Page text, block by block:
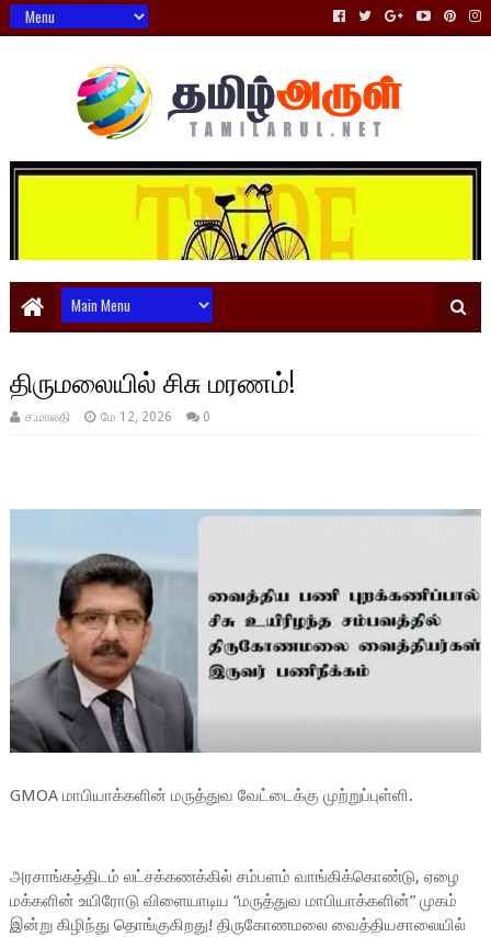
திருமலையில் சிசு மரணம்!
ச.மாலதி மே 12, 2026 0
GMOA மாபியாக்களின் மருத்துவ வேட்டைக்கு முற்றுப்புள்ளி.
அரசாங்கத்திடம் லட்சக்கணக்கில் சம்பளம் வாங்கிக்கொண்டு, ஏழை
மக்களின் உயிரோடு விளையாடிய “மருத்துவ மாபியாக்களின்” முகம்
இன்று கிழிந்து தொங்குகிறது! திருகோணமலை வைத்தியசாலையில்